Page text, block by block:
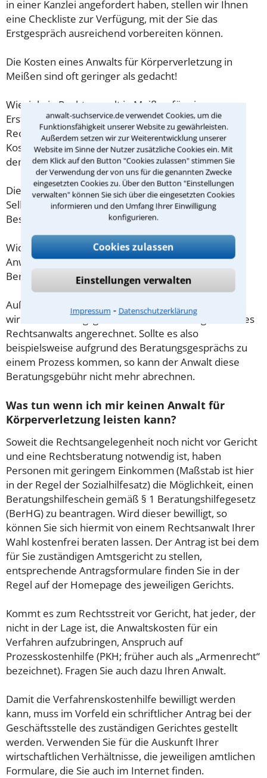
anwalt-suchservice.de verwendet Cookies, um die
Funktionsfähigkeit unserer Website zu gewährleisten.
Außerdem setzen wir zur Weiterentwicklung unserer
Website im Sinne der Nutzer zusätzliche Cookies ein. Mit
dem Klick auf den Button "Cookies zulassen" stimmen Sie
der Verwendung der von uns für die genannten Zwecke
eingesetzten Cookies zu. Über den Button "Einstellungen
verwalten" können Sie sich über die eingesetzten Cookies
informieren und den Umfang Ihrer Einwilligung
konfigurieren.
Cookies zulassen
Einstellungen verwalten
Impressum ⁃ Datenschutzerklärung
in einer Kanzlei angefordert haben, stellen wir Ihnen
eine Checkliste zur Verfügung, mit der Sie das
Erstgespräch ausreichend vorbereiten können.
Die Kosten eines Anwalts für Körperverletzung in
Meißen sind oft geringer als gedacht!
Wieviel ein Rechtsanwalt in Meißen für eine
Erstberatung verlangen darf, ist in §34 des
Rechtsanwaltsvergütungsgesetz (RVG) geregelt. Die
Kosten für das erste Beratungsgespräch betragen
demnach maximal 190,00 € zzgl. MwSt.
Diese Regelung gilt jedoch nur für Verbraucher. Für
Selbstständige oder Freiberufler gilt diese
Beschränkung nicht.
Wichtig daher: Klären Sie die Kostenfrage mit Ihrem
Anwalt aus Meißen schon zu Beginn der ersten
Beratung.
Außerdem gut zu wissen: Gemäß § 34 Absatz 2 RVG
wird die Beratungsgebühr auf weitere Tätigkeiten des
Rechtsanwalts angerechnet. Sollte es also
beispielsweise aufgrund des Beratungsgesprächs zu
einem Prozess kommen, so kann der Anwalt diese
Beratungsgebühr nicht mehr abrechnen.
Was tun wenn ich mir keinen Anwalt für
Körperverletzung leisten kann?
Soweit die Rechtsangelegenheit noch nicht vor Gericht
und eine Rechtsberatung notwendig ist, haben
Personen mit geringem Einkommen (Maßstab ist hier
in der Regel der Sozialhilfesatz) die Möglichkeit, einen
Beratungshilfeschein gemäß § 1 Beratungshilfegesetz
(BerHG) zu beantragen. Wird dieser bewilligt, so
können Sie sich hiermit von einem Rechtsanwalt Ihrer
Wahl kostenfrei beraten lassen. Der Antrag ist bei dem
für Sie zuständigen Amtsgericht zu stellen,
entsprechende Antragsformulare finden Sie in der
Regel auf der Homepage des jeweiligen Gerichts.
Kommt es zum Rechtsstreit vor Gericht, hat jeder, der
nicht in der Lage ist, die Anwaltskosten für ein
Verfahren aufzubringen, Anspruch auf
Prozesskostenhilfe (PKH; früher auch als „Armenrecht“
bezeichnet). Fragen Sie auch dazu Ihren Anwalt.
Damit die Verfahrenskostenhilfe bewilligt werden
kann, muss im Vorfeld ein schriftlicher Antrag bei der
Geschäftsstelle des zuständigen Gerichtes gestellt
werden. Verwenden Sie für die Auskunft Ihrer
wirtschaftlichen Verhältnisse, die jeweiligen amtlichen
Formulare, die Sie auch im Internet finden.